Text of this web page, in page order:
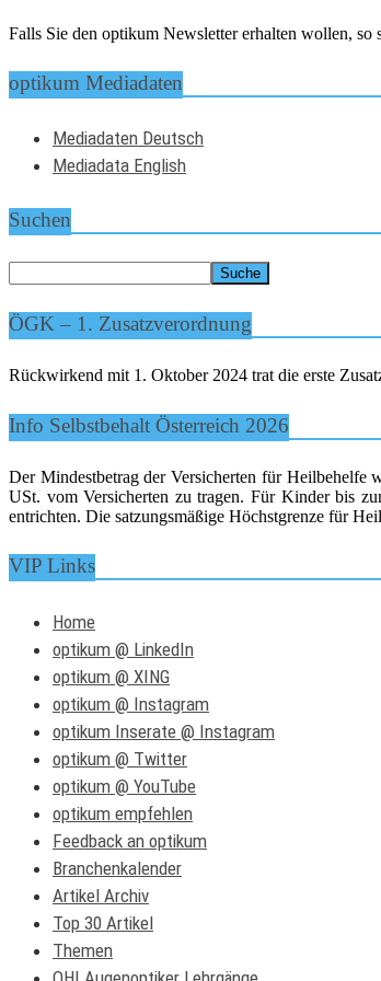
Falls Sie den optikum Newsletter erhalten wollen, so
optikum Mediadaten
Mediadaten Deutsch
Mediadata English
Suchen
ÖGK – 1. Zusatzverordnung
Rückwirkend mit 1. Oktober 2024 trat die erste
Info Selbstbehalt Österreich 2026
Der Mindestbetrag der Versicherten für Heilbehelfe
USt. vom Versicherten zu tragen. Für Kinder bis
entrichten. Die satzungsmäßige Höchstgrenze für
VIP Links
Home
optikum @ LinkedIn
optikum @ XING
optikum @ Instagram
optikum Inserate @ Instagram
optikum @ Twitter
optikum @ YouTube
optikum empfehlen
Feedback an optikum
Branchenkalender
Artikel Archiv
Top 30 Artikel
Themen